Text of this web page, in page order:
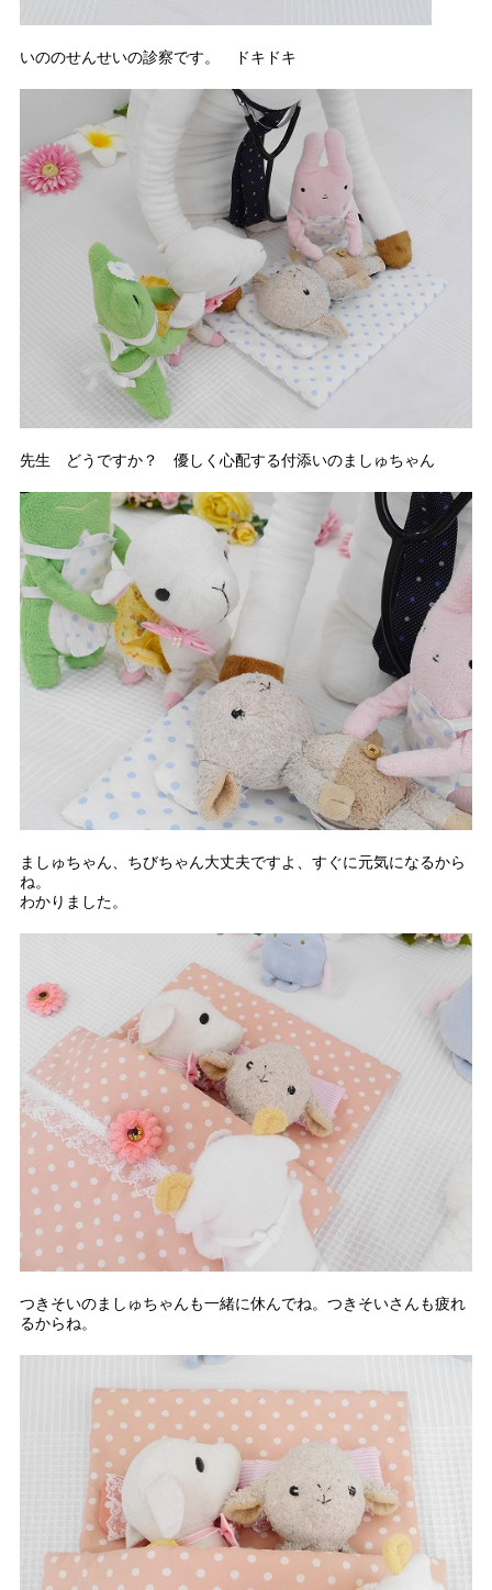
いののせんせいの診察です。 ドキドキ
先生 どうですか？ 優しく心配する付添いのましゅちゃん
ましゅちゃん、ちびちゃん大丈夫ですよ、すぐに元気になるから
ね。
わかりました。
つきそいのましゅちゃんも一緒に休んでね。つきそいさんも疲れ
るからね。